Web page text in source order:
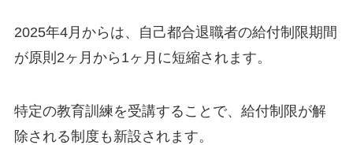
2025年4月からは、自己都合退職者の給付制限期間
が原則2ヶ月から1ヶ月に短縮されます。
特定の教育訓練を受講することで、給付制限が解
除される制度も新設されます。